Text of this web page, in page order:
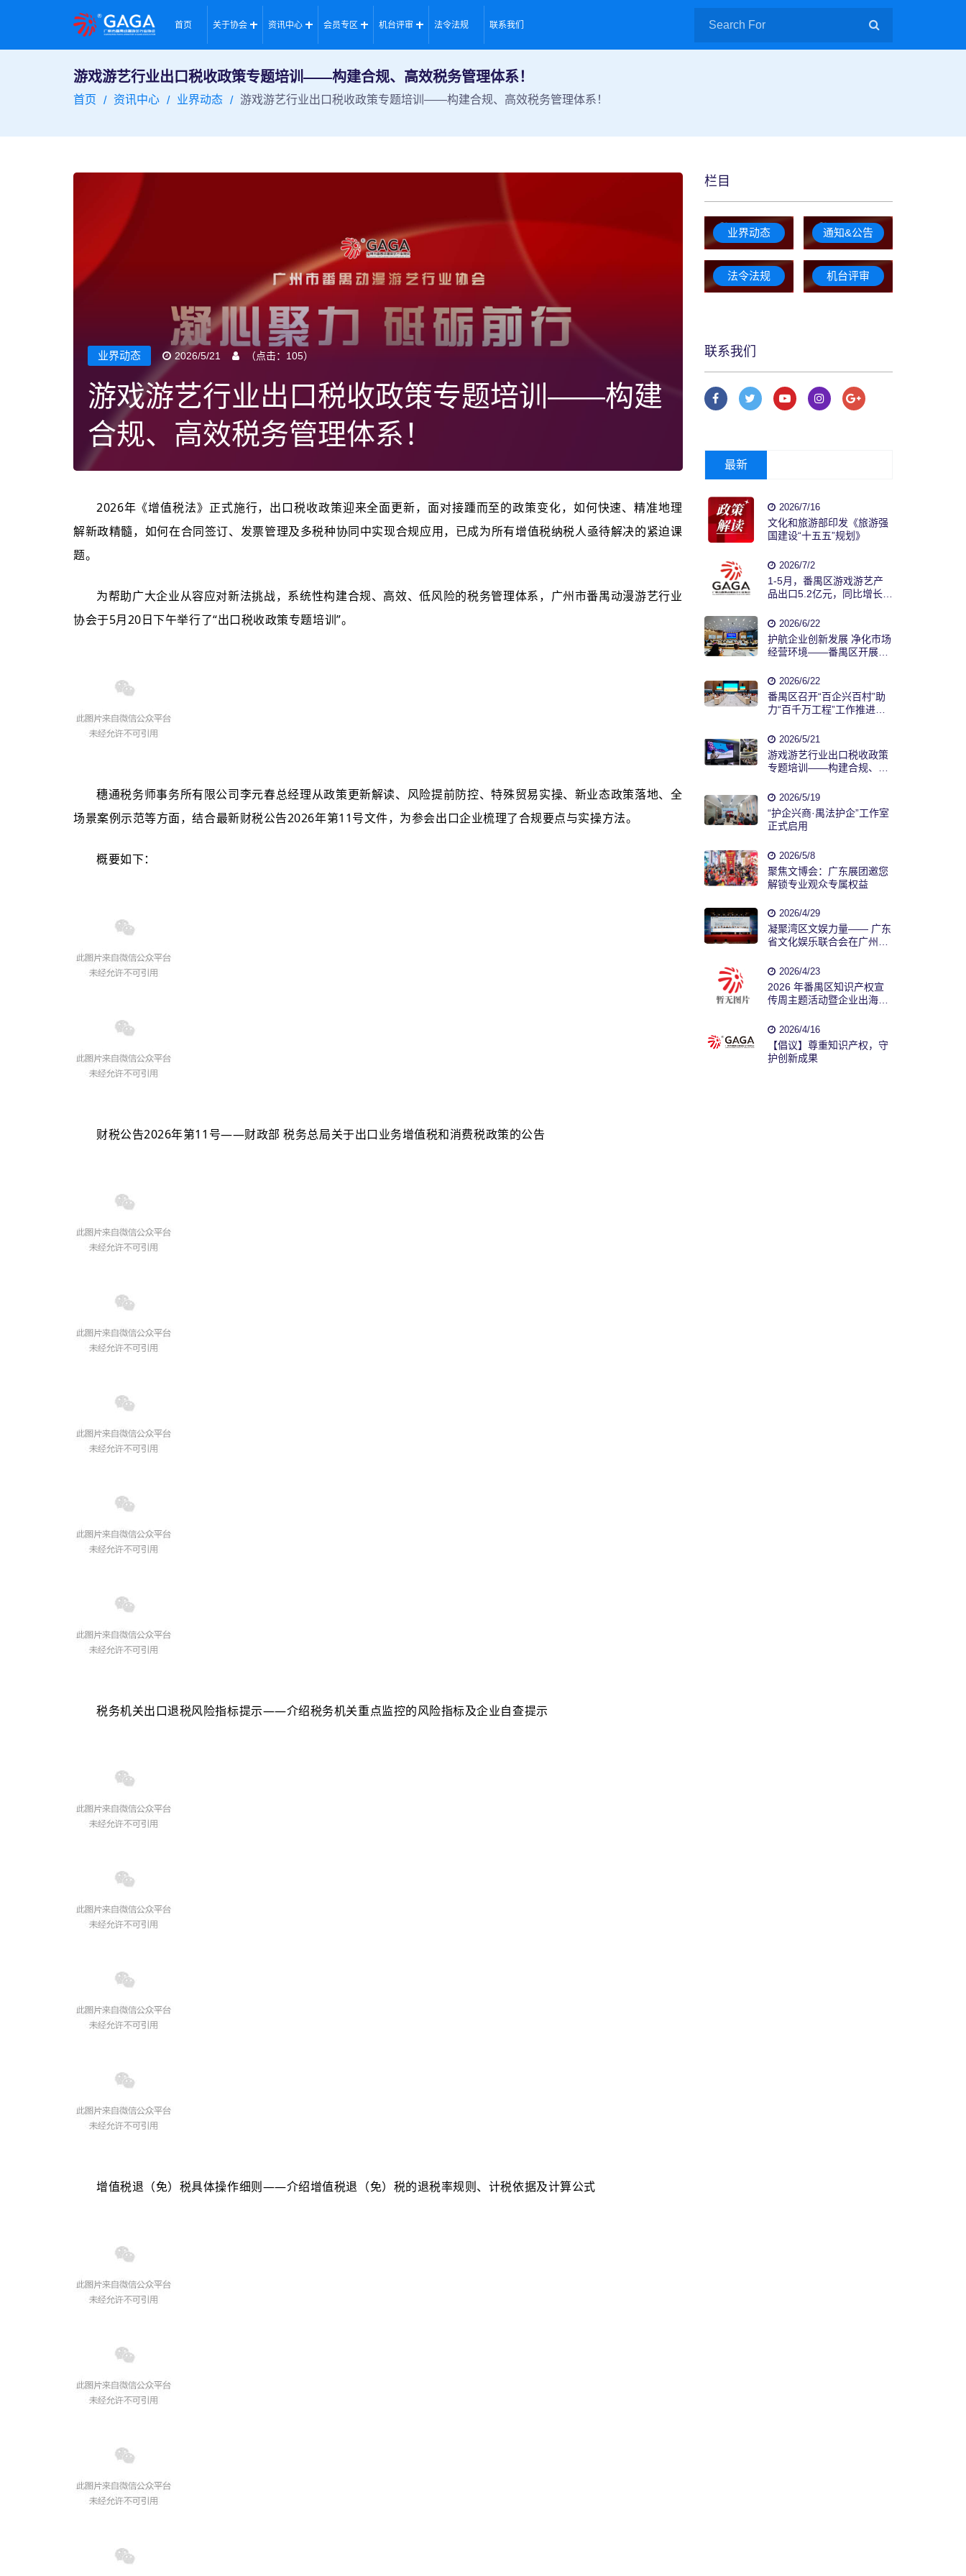
首页 关于协会 资讯中心 会员专区 机台评审 法令法规 联系我们
游戏游艺行业出口税收政策专题培训——构建合规、高效税务管理体系！
首页 资讯中心 业界动态 游戏游艺行业出口税收政策专题培训——构建合规、高效税务管理体系！
业界动态 2026/5/21 （点击： 105）
游戏游艺行业出口税收政策专题培训——构建
合规、高效税务管理体系！
2026年《增值税法》正式施行，出口税收政策迎来全面更新， 面对接踵而至的政策变化， 如何快速、精准地理
解新政精髓，如何在合同签订、发票管理及多税种协同中实现合规应用，已成为所有增值税纳税人亟待解决的紧迫课
题。
为帮助广大企业从容应对新法挑战，系统性构建合规、高效、低风险的税务管理体系， 广州市番禺动漫游艺行业
协会于5月20日下午举行了“出口税收政策专题培训”。
穗通税务师事务所有限公司李元春总经理从政策更新解读、风险提前防控、特殊贸易实操、新业态政策落地、全
场景案例示范等方面，结合最新财税公告2026年第11号文件，为参会出口企业梳理了合规要点与实操方法。
概要如下：
财税公告2026年第11号——财政部 税务总局关于出口业务增值税和消费税政策的公告
税务机关出口退税风险指标提示——介绍税务机关重点监控的风险指标及企业自查提示
增值税退（免）税具体操作细则——介绍增值税退（免）税的退税率规则、计税依据及计算公式
栏目
业界动态 通知&公告
法令法规 机台评审
联系我们
最新
2026/7/16
文化和旅游部印发《旅游强
国建设“十五五”规划》
2026/7/2
1-5月，番禺区游戏游艺产
品出口5.2亿元，同比增长
2026/6/22
护航企业创新发展 净化市场
经营环境——番禺区开展商
宣传活动
2026/6/22
番禺区召开“百企兴百村”助
力“百千万工程”工作推进
2026/5/21
游戏游艺行业出口税收政策
专题培训——构建合规、高
2026/5/19
“护企兴商·禺法护企”工作室
正式启用
2026/5/8
聚焦文博会：广东展团邀您
解锁专业观众专属权益
2026/4/29
凝聚湾区文娱力量—— 广东
省文化娱乐联合会在广州成
2026/4/23
2026 年番禺区知识产权宣
传周主题活动暨企业出海服
2026/4/16
【倡议】尊重知识产权，守
护创新成果